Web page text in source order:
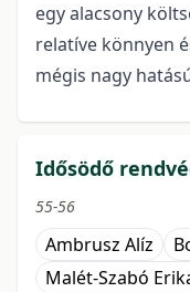
egy alacsony
relatíve könnyen
mégis nagy
Idősödő
55-56
Ambrusz Alíz
Malét-Szabó